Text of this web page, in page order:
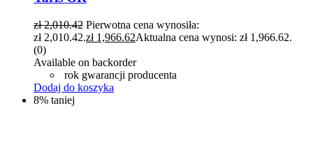
zł2,010.42 Pierwotna cena wynosiła:
zł 2,010.42.zł1,966.62Aktualna cena wynosi: zł 1,966.62.
(0)
Available on backorder
rok gwarancji producenta
Dodaj do koszyka
8% taniej